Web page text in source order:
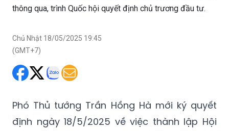
thông qua, trình Quốc hội quyết định chủ trương đầu tư.
Chủ Nhật 18/05/2025 19:45
(GMT+7)
Phó Thủ tướng Trần Hồng Hà mới ký quyết
định ngày 18/5/2025 về việc thành lập Hội